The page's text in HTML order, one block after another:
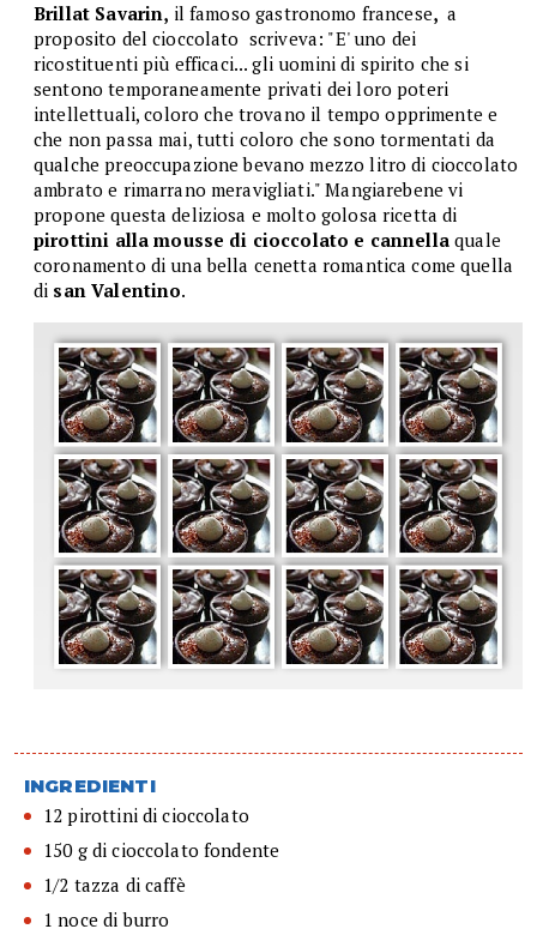
Brillat Savarin, il famoso gastronomo francese, a
proposito del cioccolato scriveva: "E' uno dei
ricostituenti più efficaci... gli uomini di spirito che si
sentono temporaneamente privati dei loro poteri
intellettuali, coloro che trovano il tempo opprimente e
che non passa mai, tutti coloro che sono tormentati da
qualche preoccupazione bevano mezzo litro di cioccolato
ambrato e rimarrano meravigliati." Mangiarebene vi
propone questa deliziosa e molto golosa ricetta di
pirottini alla mousse di cioccolato e cannellaquale
coronamento di una bella cenetta romantica come quella
di san Valentino.
INGREDIENTI
12 pirottini di cioccolato
150 g di cioccolato fondente
1/2 tazza di caffè
1 noce di burro